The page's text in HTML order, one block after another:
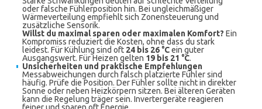
oder falsche Fühlerposition hin. Bei ungleichmäßiger
Wärmeverteilung empfiehlt sich Zonensteuerung und
zusätzliche Sensorik.
Willst du maximal sparen oder maximalen Komfort? Ein
Kompromiss reduziert die Kosten, ohne dass du stark
leidest. Für Kühlung sind oft 24 bis 26 °Cein guter
Ausgangswert. Für Heizen gelten 19 bis 21 °C.
Unsicherheiten und praktische Empfehlungen
Messabweichungen durch falsch platzierte Fühler sind
häufig. Prüfe die Position. Der Fühler sollte nicht in direkter
Sonne oder neben Heizkörpern sitzen. Bei älteren Geräten
kann die Regelung träger sein. Invertergeräte reagieren